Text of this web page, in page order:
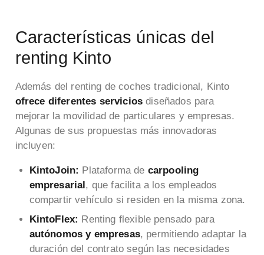
Características únicas del
renting Kinto
Además del renting de coches tradicional, Kinto
ofrece diferentes servicios diseñados para
mejorar la movilidad de particulares y empresas.
Algunas de sus propuestas más innovadoras
incluyen:
KintoJoin: Plataforma de carpooling
empresarial, que facilita a los empleados
compartir vehículo si residen en la misma zona.
KintoFlex: Renting flexible pensado para
autónomos y empresas, permitiendo adaptar la
duración del contrato según las necesidades